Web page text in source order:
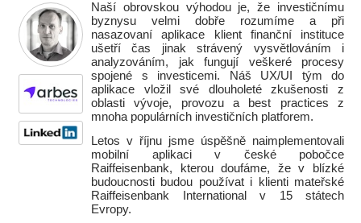
Naší obrovskou výhodou je, že investičnímu
byznysu velmi dobře rozumíme a při
nasazovaní aplikace klient finanční instituce
ušetří čas jinak strávený vysvětlováním i
analyzováním, jak fungují veškeré procesy
spojené s investicemi. Náš UX/UI tým do
aplikace vložil své dlouholeté zkušenosti z
oblasti vývoje, provozu a best practices z
mnoha populárních investičních platforem.
Letos v říjnu jsme úspěšně naimplementovali
mobilní aplikaci v české pobočce
Raiffeisenbank, kterou doufáme, že v blízké
budoucnosti budou používat i klienti mateřské
Raiffeisenbank International v 15 státech
Evropy.